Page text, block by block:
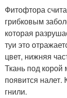
Фитофтора
грибковым
которая
туи это
цвет, нижняя
Ткань под корой
появится налет.
гнили.